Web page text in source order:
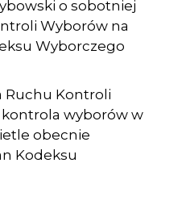
o sobotniej
Wyborów na
Wyborczego
Ruchu Kontroli
kontrola wyborów w
obecnie
Kodeksu